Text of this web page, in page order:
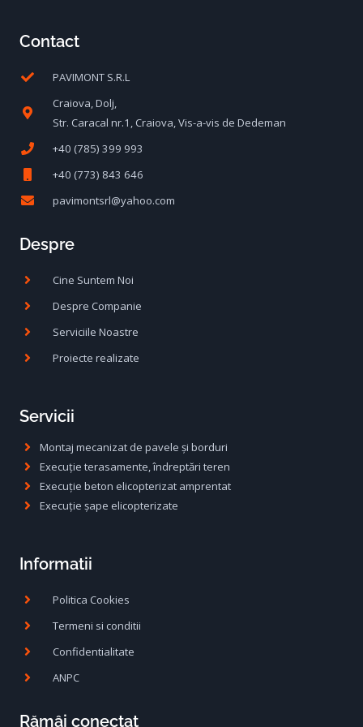
1
0
i
.
l
e
i
Contact
PAVIMONT S.R.L
Craiova, Dolj,
Str. Caracal nr.1, Craiova, Vis-a-vis de Dedeman
+40 (785) 399 993
+40 (773) 843 646
pavimontsrl@yahoo.com
Despre
Cine Suntem Noi
Despre Companie
Serviciile Noastre
Proiecte realizate
Servicii
Montaj mecanizat de pavele și borduri
Execuție terasamente, îndreptări teren
Execuție beton elicopterizat amprentat
Execuție șape elicopterizate
Informatii
Politica Cookies
Termeni si conditii
Confidentialitate
ANPC
Rămâi conectat